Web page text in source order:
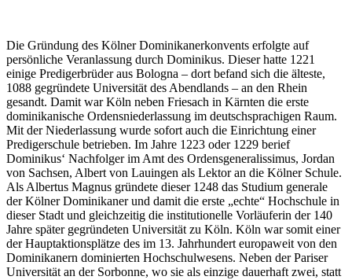
Die Gründung des Kölner Dominikanerkonvents erfolgte auf
persönliche Veranlassung durch Dominikus. Dieser hatte 1221
einige Predigerbrüder aus Bologna – dort befand sich die älteste,
1088 gegründete Universität des Abendlands – an den Rhein
gesandt. Damit war Köln neben Friesach in Kärnten die erste
dominikanische Ordensniederlassung im deutschsprachigen Raum.
Mit der Niederlassung wurde sofort auch die Einrichtung einer
Predigerschule betrieben. Im Jahre 1223 oder 1229 berief
Dominikus‘ Nachfolger im Amt des Ordensgeneralissimus, Jordan
von Sachsen, Albert von Lauingen als Lektor an die Kölner Schule.
Als Albertus Magnus gründete dieser 1248 das Studium generale
der Kölner Dominikaner und damit die erste „echte“ Hochschule in
dieser Stadt und gleichzeitig die institutionelle Vorläuferin der 140
Jahre später gegründeten Universität zu Köln. Köln war somit einer
der Hauptaktionsplätze des im 13. Jahrhundert europaweit von den
Dominikanern dominierten Hochschulwesens. Neben der Pariser
Universität an der Sorbonne, wo sie als einzige dauerhaft zwei, statt